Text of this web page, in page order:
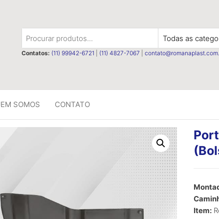
Contatos: (11) 99942-6721 (11) 4827-7067
SOMOS CONTATO
Item: